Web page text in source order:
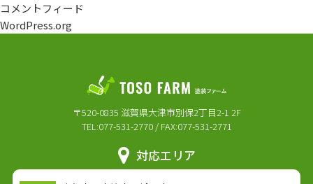
コメントフィード
WordPress.org
〒520-0835 滋賀県大津市別保2丁目2-1 2F
TEL:077-531-2770 / FAX:077-531-2771
対応エリア